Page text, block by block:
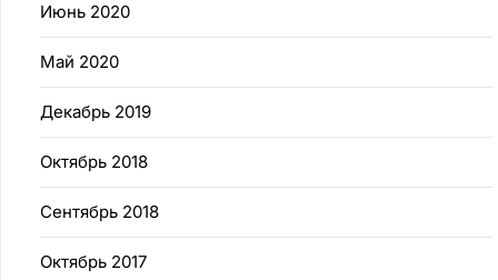
Июнь 2020
Май 2020
Декабрь 2019
Октябрь 2018
Сентябрь 2018
Октябрь 2017